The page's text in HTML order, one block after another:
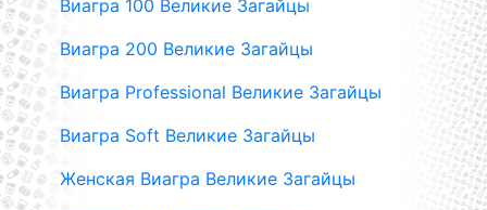
Виагра 100 Великие Загайцы
Виагра 200 Великие Загайцы
Виагра Professional Великие Загайцы
Виагра Soft Великие Загайцы
Женская Виагра Великие Загайцы